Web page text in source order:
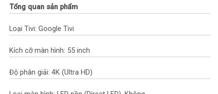
Tổng quan sản phẩm
Loại Tivi: Google Tivi
Kích cỡ màn hình: 55 inch
Độ phân giải: 4K (Ultra HD)